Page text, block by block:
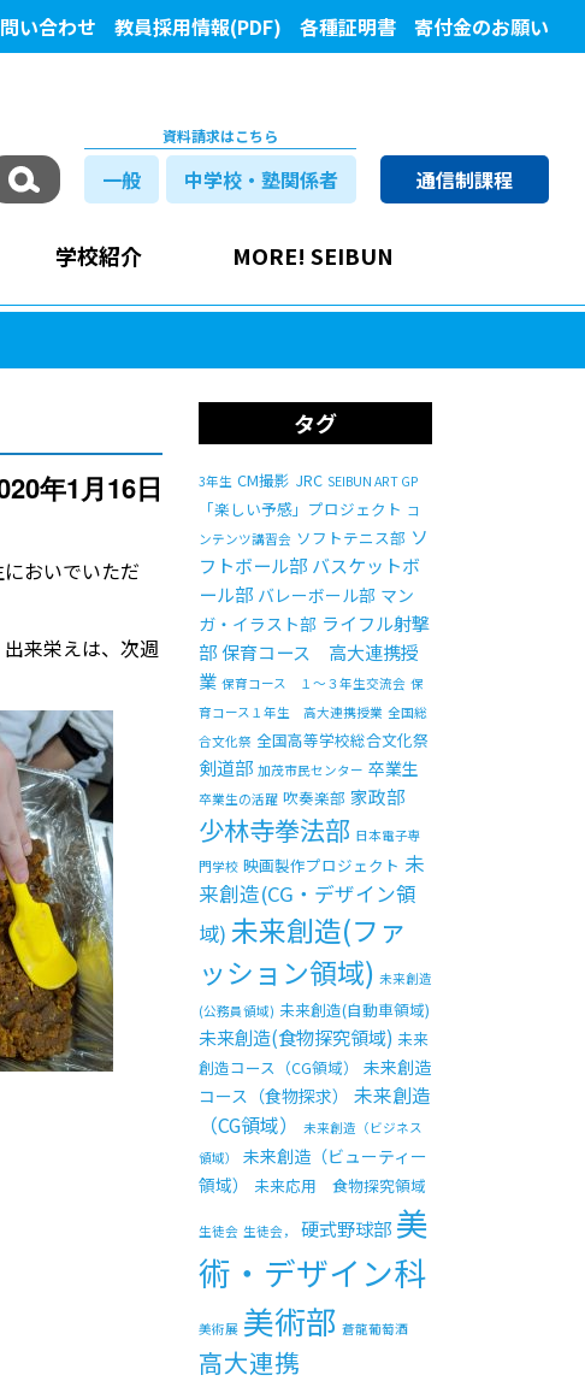
い合わせ 教員採用情報(PDF) 各種証明書 寄付金のお願い
資料請求はこちら
一般 中学校・塾関係者 通信制課程
学校紹介 MORE! SEIBUN
年1月16日
おいでいただ
来栄えは、次週
タグ
3年生 CM撮影 JRC SEIBUN ART GP
「楽しい予感」プロジェクト コ
ンテンツ講習会 ソフトテニス部 ソ
フトボール部 バスケットボ
ール部 バレーボール部 マン
ガ・イラスト部 ライフル射撃
部保育コース 高大連携授
業 保育コース １～３年生交流会 保
育コース１年生 高大連携授業 全国総
合文化祭 全国高等学校総合文化祭
剣道部 加茂市民センター 卒業生
卒業生の活躍 吹奏楽部 家政部
少林寺拳法部 日本電子専
門学校 映画製作プロジェクト 未
来創造(CG・デザイン領
域) 未来創造(ファ
ッション領域) 未来創造
(公務員領域) 未来創造(自動車領域)
未来創造(食物探究領域) 未来
創造コース（CG領域）
未来創造
コース（食物探求）
未来創造
（CG領域）
未来創造（ビジネス
領域）
未来創造（ビューティー
領域）
未来応用 食物探究領域
生徒会 生徒会， 硬式野球部 美
術・デザイン科
美術展 美術部 蒼龍葡萄酒
高大連携